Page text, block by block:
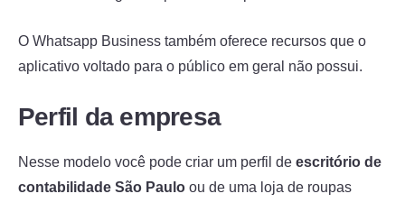
O Whatsapp Business também oferece recursos que o
aplicativo voltado para o público em geral não possui.
Perfil da empresa
Nesse modelo você pode criar um perfil de escritório de
contabilidade São Paulo ou de uma loja de roupas